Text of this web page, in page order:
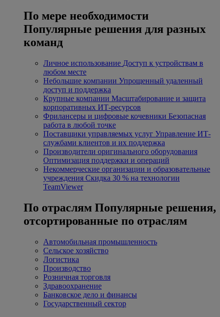
По мере необходимости
Популярные решения для разных
команд
Личное использование Доступ к устройствам в
любом месте
Небольшие компании Упрощенный удаленный
доступ и поддержка
Крупные компании Масштабирование и защита
корпоративных ИТ-ресурсов
Фрилансеры и цифровые кочевники Безопасная
работа в любой точке
Поставщики управляемых услуг Управление ИТ-
службами клиентов и их поддержка
Производители оригинального оборудования
Оптимизация поддержки и операций
Некоммерческие организации и образовательные
учреждения Скидка 30 % на технологии
TeamViewer
По отраслям Популярные решения,
отсортированные по отраслям
Автомобильная промышленность
Сельское хозяйство
Логистика
Производство
Розничная торговля
Здравоохранение
Банковское дело и финансы
Государственный сектор